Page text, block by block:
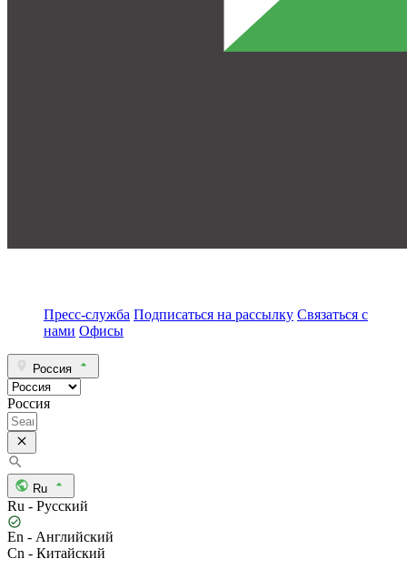
Пресс-служба Подписаться на рассылку Связаться с
нами Офисы
Россия
Россия
Ru
Ru - Русский
En - Английский
Cn - Китайский